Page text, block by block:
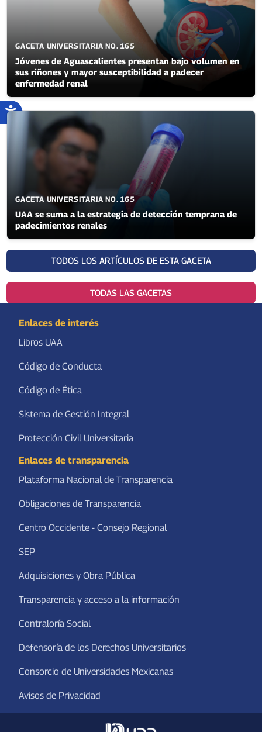
GACETA UNIVERSITARIA NO. 165
Jóvenes de Aguascalientes presentan bajo volumen en
sus riñones y mayor susceptibilidad a padecer
enfermedad renal
GACETA UNIVERSITARIA NO. 165
UAA se suma a la estrategia de detección temprana de
padecimientos renales
TODOS LOS ARTÍCULOS DE ESTA GACETA
TODAS LAS GACETAS
Enlaces de interés
Libros UAA
Código de Conducta
Código de Ética
Sistema de Gestión Integral
Protección Civil Universitaria
Enlaces de transparencia
Plataforma Nacional de Transparencia
Obligaciones de Transparencia
Centro Occidente - Consejo Regional
SEP
Adquisiciones y Obra Pública
Transparencia y acceso a la información
Contraloría Social
Defensoría de los Derechos Universitarios
Consorcio de Universidades Mexicanas
Avisos de Privacidad